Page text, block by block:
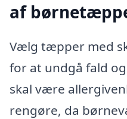
af
Vælg tæpper med
for at undgå fald
skal være
rengøre, da